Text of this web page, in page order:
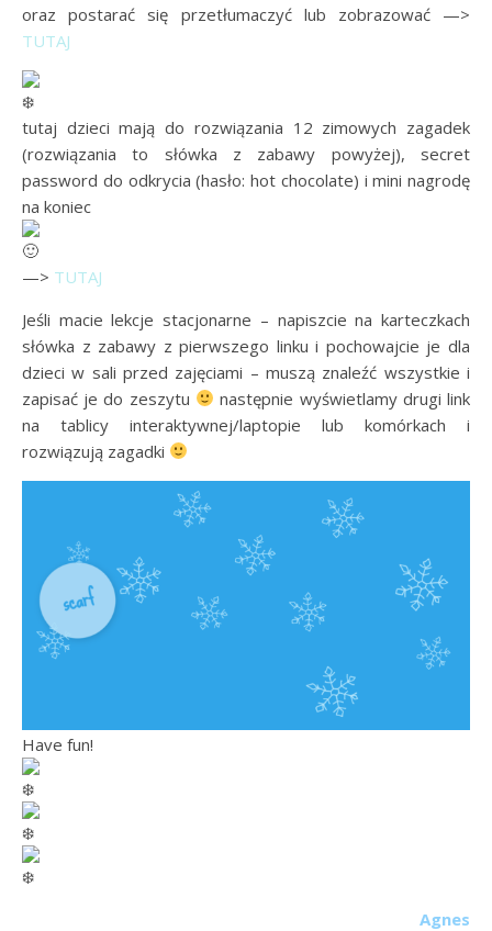
oraz postarać się przetłumaczyć lub zobrazować —>
TUTAJ
tutaj dzieci mają do rozwiązania 12 zimowych zagadek
(rozwiązania to słówka z zabawy powyżej), secret
password do odkrycia (hasło: hot chocolate) i mini nagrodę
na koniec
—> TUTAJ
Jeśli macie lekcje stacjonarne – napiszcie na karteczkach
słówka z zabawy z pierwszego linku i pochowajcie je dla
dzieci w sali przed zajęciami – muszą znaleźć wszystkie i
zapisać je do zeszytu
następnie wyświetlamy drugi link
na tablicy interaktywnej/laptopie lub komórkach i
rozwiązują zagadki
Have fun!
Agnes